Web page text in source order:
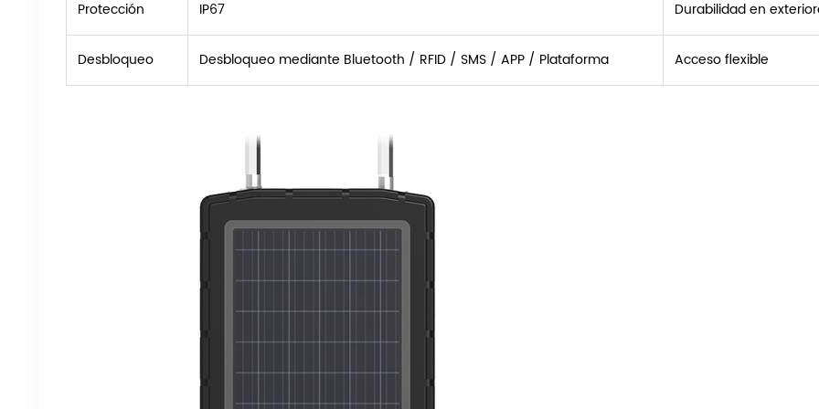
Protección IP67 Durabilidad en
Desbloqueo Desbloqueo mediante Bluetooth / RFID / SMS / APP / Plataforma Acceso flexible